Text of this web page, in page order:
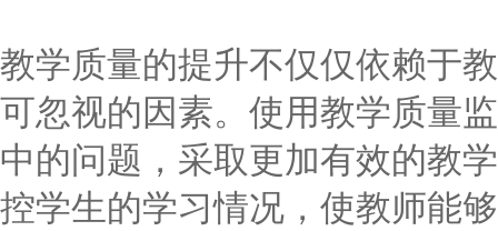
教学质量的提升不仅仅依赖于
可忽视的因素。使用教学质量
中的问题，采取更加有效的教
控学生的学习情况，使教师能